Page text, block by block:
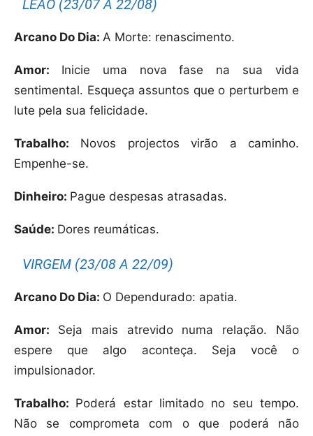
LEÃO (23/07 A 22/08)
Arcano Do Dia: A Morte: renascimento.
Amor: Inicie uma nova fase na sua vida
sentimental. Esqueça assuntos que o perturbem e
lute pela sua felicidade.
Trabalho: Novos projectos virão a caminho.
Empenhe-se.
Dinheiro: Pague despesas atrasadas.
Saúde: Dores reumáticas.
VIRGEM (23/08 A 22/09)
Arcano Do Dia: O Dependurado: apatia.
Amor: Seja mais atrevido numa relação. Não
espere que algo aconteça. Seja você o
impulsionador.
Trabalho: Poderá estar limitado no seu tempo.
Não se comprometa com o que poderá não